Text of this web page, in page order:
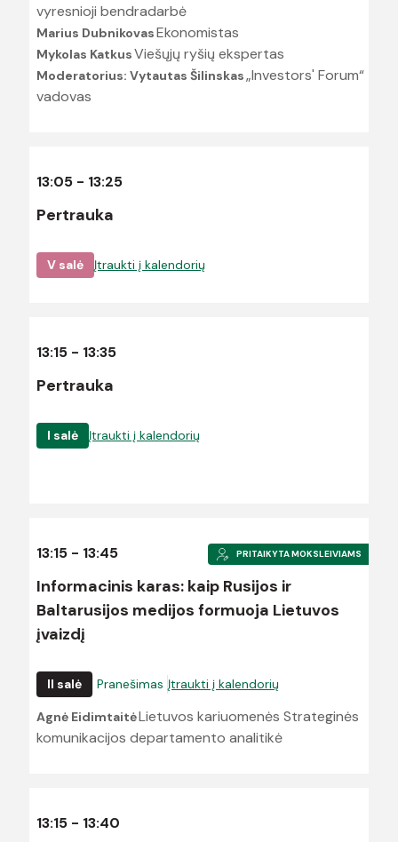
vyresnioji bendradarbė
Marius DubnikovasEkonomistas
Mykolas KatkusViešųjų ryšių ekspertas
Moderatorius: Vytautas Šilinskas„Investors' Forum“
vadovas
13:05 - 13:25
Pertrauka
V salė Įtraukti į kalendorių
13:15 - 13:35
Pertrauka
I salė Įtraukti į kalendorių
13:15 - 13:45
Informacinis karas: kaip Rusijos ir
Baltarusijos medijos formuoja Lietuvos
įvaizdį
II salė Pranešimas Įtraukti į kalendorių
Agnė EidimtaitėLietuvos kariuomenės Strateginės
komunikacijos departamento analitikė
PRITAIKYTA MOKSLEIVIAMS
13:15 - 13:40